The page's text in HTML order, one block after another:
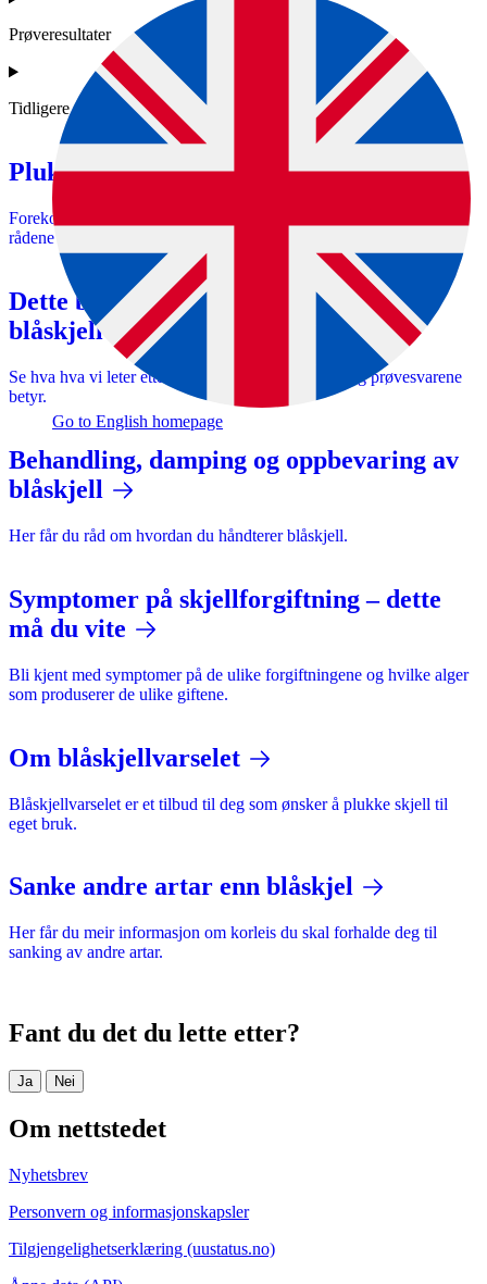
Go to English homepage
Prøveresultater
Tidligere målinger
Plukk så nært målestedet som mulig
Forekomster av giftige skjell kan være lokalt. Vær forsiktig hvis
rådene veksler langs samme kyststripe.
Dette betyr prøvesvarene i
blåskjellvarselet
Se hva hva vi leter etter i prøvene og hva fargene og prøvesvarene
betyr.
Behandling, damping og oppbevaring av
blåskjell
Her får du råd om hvordan du håndterer blåskjell.
Symptomer på skjellforgiftning – dette
må du vite
Bli kjent med symptomer på de ulike forgiftningene og hvilke alger
som produserer de ulike giftene.
Om blåskjellvarselet
Blåskjellvarselet er et tilbud til deg som ønsker å plukke skjell til
eget bruk.
Sanke andre artar enn blåskjel
Her får du meir informasjon om korleis du skal forhalde deg til
sanking av andre artar.
Fant du det du lette etter?
Ja Nei
Om nettstedet
Nyhetsbrev
Personvern og informasjonskapsler
Tilgjengelighetserklæring (uustatus.no)